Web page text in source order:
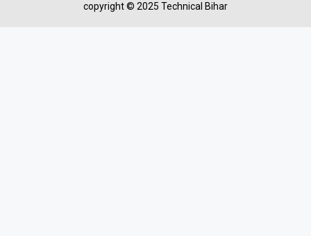
copyright © 2025 Technical Bihar